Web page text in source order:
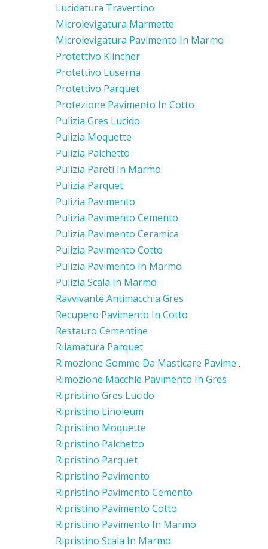
Lucidatura Travertino
Microlevigatura Marmette
Microlevigatura Pavimento In Marmo
Protettivo Klincher
Protettivo Luserna
Protettivo Parquet
Protezione Pavimento In Cotto
Pulizia Gres Lucido
Pulizia Moquette
Pulizia Palchetto
Pulizia Pareti In Marmo
Pulizia Parquet
Pulizia Pavimento
Pulizia Pavimento Cemento
Pulizia Pavimento Ceramica
Pulizia Pavimento Cotto
Pulizia Pavimento In Marmo
Pulizia Scala In Marmo
Ravvivante Antimacchia Gres
Recupero Pavimento In Cotto
Restauro Cementine
Rilamatura Parquet
Rimozione Gomme Da Masticare Pavimento Cemento
Rimozione Macchie Pavimento In Gres
Ripristino Gres Lucido
Ripristino Linoleum
Ripristino Moquette
Ripristino Palchetto
Ripristino Parquet
Ripristino Pavimento
Ripristino Pavimento Cemento
Ripristino Pavimento Cotto
Ripristino Pavimento In Marmo
Ripristino Scala In Marmo